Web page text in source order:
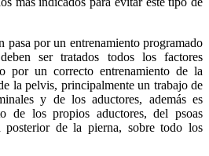
pasa por un entrenamiento programado
ser tratados todos los factores
por un correcto entrenamiento de la
la pelvis, principalmente un trabajo de
y de los aductores, además es
de los propios aductores, del psoas
de la pierna, sobre todo los